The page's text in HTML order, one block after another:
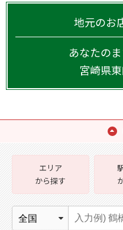
地元のお
あなたの
宮崎県
エリア
から探す